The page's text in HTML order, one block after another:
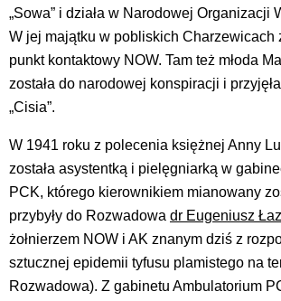
„Sowa” i działa w Narodowej Organizacji
W jej majątku w pobliskich Charzewicach
punkt kontaktowy NOW. Tam też młoda
została do narodowej konspiracji i
„Cisia”.
W 1941 roku z polecenia księżnej Anny
została asystentką i pielęgniarką w
PCK, którego kierownikiem mianowany
przybyły do Rozwadowa dr Eugeniusz
żołnierzem NOW i AK znanym dziś z
sztucznej epidemii tyfusu plamistego na
Rozwadowa). Z gabinetu Ambulatorium